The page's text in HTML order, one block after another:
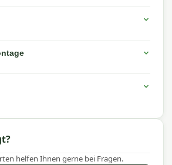
helfen Ihnen gerne bei Fragen.